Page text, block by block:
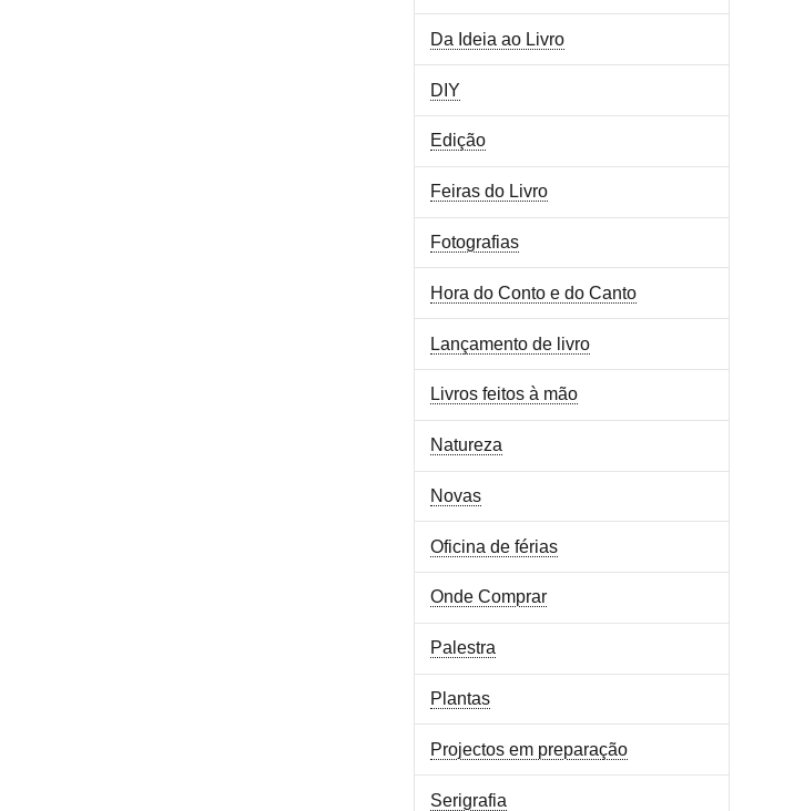
Da Ideia ao Livro
DIY
Edição
Feiras do Livro
Fotografias
Hora do Conto e do Canto
Lançamento de livro
Livros feitos à mão
Natureza
Novas
Oficina de férias
Onde Comprar
Palestra
Plantas
Projectos em preparação
Serigrafia